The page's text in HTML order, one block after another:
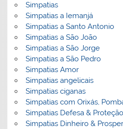
Simpatias
Simpatias a Iemanjá
Simpatias a Santo Antonio
Simpatias a São João
Simpatias a São Jorge
Simpatias a São Pedro
Simpatias Amor
Simpatias angelicais
Simpatias ciganas
Simpatias com Orixás,
Simpatias Defesa & Proteção
Simpatias Dinheiro &